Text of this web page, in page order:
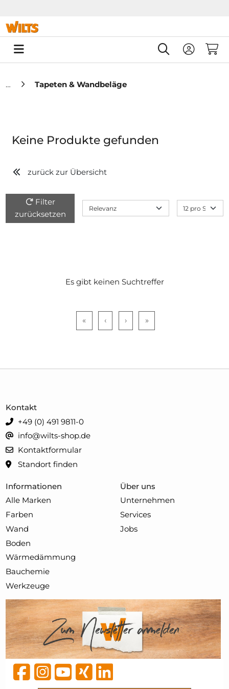
0
Tapeten & Wandbeläge
Keine Produkte gefunden
zurück zur Übersicht
Filter
zurücksetzen
Es gibt keinen Suchtreffer
« ‹ › »
Informationen
Alle Marken
Farben
Wand
Boden
Wärmedämmung
Bauchemie
Werkzeuge
Über uns
Unternehmen
Services
Jobs
Kontakt
+49 (0) 491 9811-0
info@wilts-shop.de
Kontaktformular
Standort finden